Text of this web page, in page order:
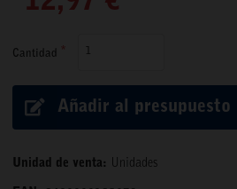
Cantidad
Añadir al presupuesto
Unidad de venta: Unidades